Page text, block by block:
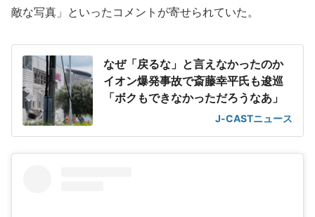
敵な写真」といったコメントが寄せられていた。
なぜ「戻るな」と言えなかったのか
イオン爆発事故で斎藤幸平氏も逡巡
「ボクもできなかっただろうなあ」
J-CASTニュース